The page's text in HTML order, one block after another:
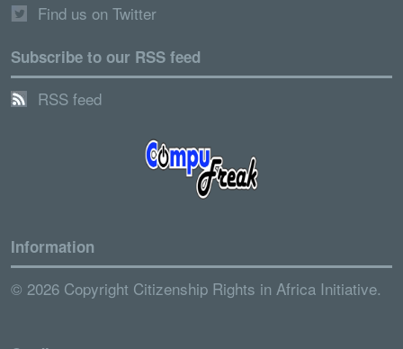
Find us on Twitter
Subscribe to our RSS feed
RSS feed
Information
© 2026 Copyright Citizenship Rights in Africa Initiative.